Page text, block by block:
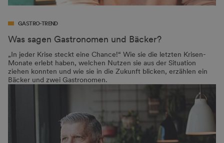
GASTRO-TREND
Was sagen Gastronomen und Bäcker?
„In jeder Krise steckt eine Chance!“ Wie sie die letzten Krisen-
Monate erlebt haben, welchen Nutzen sie aus der Situation
ziehen konnten und wie sie in die Zukunft blicken, erzählen ein
Bäcker und zwei Gastronomen.